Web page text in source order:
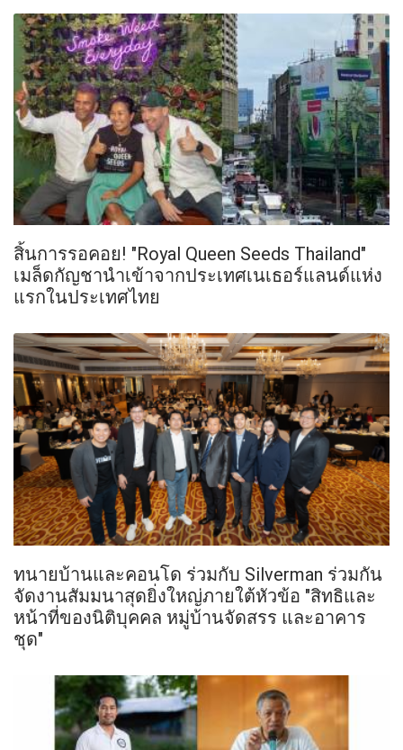
สิ้นการรอคอย! "Royal Queen Seeds Thailand"
เมล็ดกัญชานำเข้าจากประเทศเนเธอร์แลนด์แห่ง
แรกในประเทศไทย
ทนายบ้านและคอนโด ร่วมกับ Silverman ร่วมกัน
จัดงานสัมมนาสุดยิ่งใหญ่ภายใต้หัวข้อ "สิทธิและ
หน้าที่ของนิติบุคคล หมู่บ้านจัดสรร และอาคาร
ชุด"